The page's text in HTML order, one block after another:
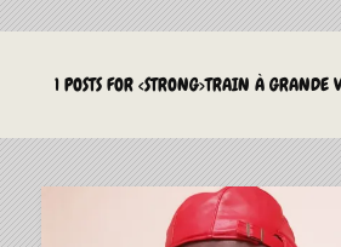
LE TAMTAM DU
La Culture du Mboa Dévoilée !
1 POSTS FOR <STRONG>TRAIN À GRANDE